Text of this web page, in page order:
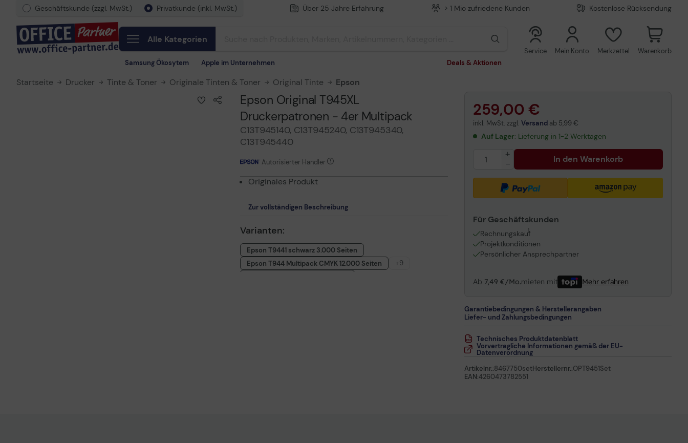
Geschäftskunde (zzgl. MwSt.) Privatkunde (inkl. MwSt.) Über 25 Jahre Erfahrung > 1 Mio zufriedene Kunden Kostenlose Rücksendung
Alle Kategorien
Samsung Ökosytem Apple im Unternehmen Deals & Aktionen
Service Mein Konto Merkzettel Warenkorb
Startseite Drucker Tinte & Toner Originale Tinten & Toner Original Tinte Epson
Epson Original T945XL
Druckerpatronen - 4er Multipack
C13T945140, C13T945240, C13T945340,
C13T945440
Autorisierter Händler
Originales Produkt
Zur vollständigen Beschreibung
Varianten:
Epson T9441 schwarz 3.000 Seiten
Epson T944 Multipack CMYK 12.000 Seiten
+9
259,00 €
inkl. MwSt. zzgl. Versandab 5,99 €
Auf Lager: Lieferung in 1-2 Werktagen
In den Warenkorb
Für Geschäftskunden
Rechnungskauf
1
Projektkonditionen
Persönlicher Ansprechpartner
Ab 7,49 €/Mo.mieten mit Mehr erfahren
Garantiebedingungen & Herstellerangaben
Liefer- und Zahlungsbedingungen
Technisches Produktdatenblatt
Vorvertragliche Informationen gemäß der EU-
Datenverordnung
Artikelnr.:8467750setHerstellernr.:OPT9451Set
EAN:4260473782551